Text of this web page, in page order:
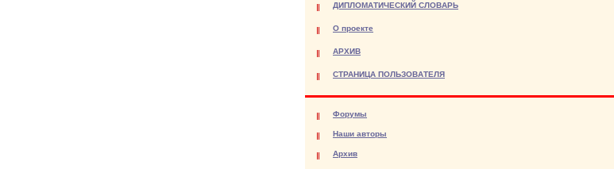
ДИПЛОМАТИЧЕСКИЙ СЛОВАРЬ
О проекте
АРХИВ
СТРАНИЦА ПОЛЬЗОВАТЕЛЯ
Форумы
Наши авторы
Архив